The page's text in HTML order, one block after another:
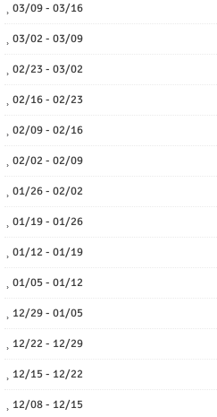
03/09 - 03/16
03/02 - 03/09
02/23 - 03/02
02/16 - 02/23
02/09 - 02/16
02/02 - 02/09
01/26 - 02/02
01/19 - 01/26
01/12 - 01/19
01/05 - 01/12
12/29 - 01/05
12/22 - 12/29
12/15 - 12/22
12/08 - 12/15